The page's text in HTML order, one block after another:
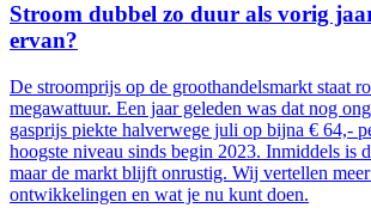
Stroom dubbel zo duur als vorig
ervan?
De stroomprijs op de groothandelsmarkt staat
megawattuur. Een jaar geleden was dat nog
gasprijs piekte halverwege juli op bijna € 64,-
hoogste niveau sinds begin 2023. Inmiddels is
maar de markt blijft onrustig. Wij vertellen
ontwikkelingen en wat je nu kunt doen.